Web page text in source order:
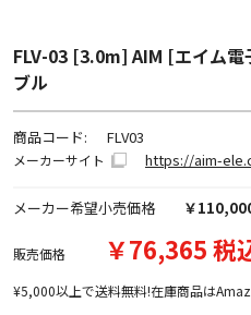
FLV-03 [3.0m] AIM [エイム
ブル
商品コード: FLV03
メーカーサイト https://aim-
メーカー希望小売価格 ￥
販売価格 ￥76,365 税
¥5,000以上で送料無料!在庫商品は